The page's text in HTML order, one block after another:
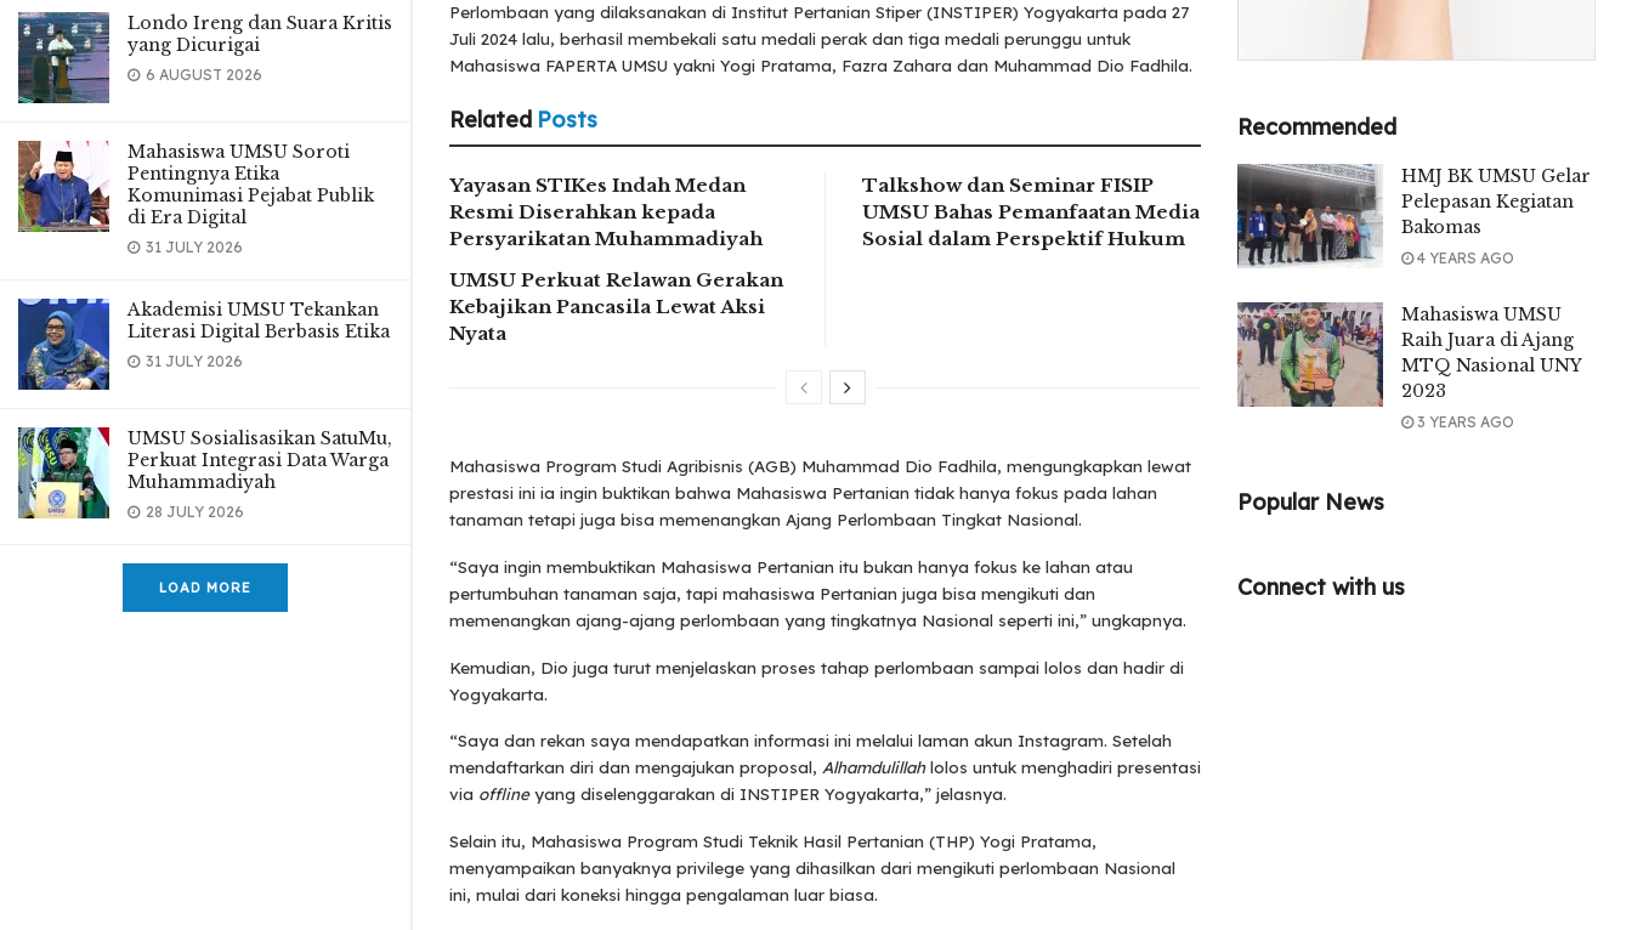
Londo Ireng dan Suara Kritis
yang Dicurigai
6 AUGUST 2026
Mahasiswa UMSU Soroti
Pentingnya Etika
Komunimasi Pejabat Publik
di Era Digital
31 JULY 2026
Akademisi UMSU Tekankan
Literasi Digital Berbasis Etika
31 JULY 2026
UMSU Sosialisasikan SatuMu,
Perkuat Integrasi Data Warga
Muhammadiyah
28 JULY 2026
LOAD MORE
Perlombaan yang dilaksanakan di Institut Pertanian Stiper (INSTIPER) Yogyakarta pada 27
Juli 2024 lalu, berhasil membekali satu medali perak dan tiga medali perunggu untuk
Mahasiswa FAPERTA UMSU yakni Yogi Pratama, Fazra Zahara dan Muhammad Dio Fadhila.
Related Posts
Yayasan STIKes Indah Medan
Resmi Diserahkan kepada
Persyarikatan Muhammadiyah
UMSU Perkuat Relawan Gerakan
Kebajikan Pancasila Lewat Aksi
Nyata
Talkshow dan Seminar FISIP
UMSU Bahas Pemanfaatan Media
Sosial dalam Perspektif Hukum
Mahasiswa Program Studi Agribisnis (AGB) Muhammad Dio Fadhila, mengungkapkan lewat
prestasi ini ia ingin buktikan bahwa Mahasiswa Pertanian tidak hanya fokus pada lahan
tanaman tetapi juga bisa memenangkan Ajang Perlombaan Tingkat Nasional.
“Saya ingin membuktikan Mahasiswa Pertanian itu bukan hanya fokus ke lahan atau
pertumbuhan tanaman saja, tapi mahasiswa Pertanian juga bisa mengikuti dan
memenangkan ajang-ajang perlombaan yang tingkatnya Nasional seperti ini,” ungkapnya.
Kemudian, Dio juga turut menjelaskan proses tahap perlombaan sampai lolos dan hadir di
Yogyakarta.
“Saya dan rekan saya mendapatkan informasi ini melalui laman akun Instagram. Setelah
mendaftarkan diri dan mengajukan proposal, Alhamdulillahlolos untuk menghadiri presentasi
via offlineyang diselenggarakan di INSTIPER Yogyakarta,” jelasnya.
Selain itu, Mahasiswa Program Studi Teknik Hasil Pertanian (THP) Yogi Pratama,
menyampaikan banyaknya privilege yang dihasilkan dari mengikuti perlombaan Nasional
ini, mulai dari koneksi hingga pengalaman luar biasa.
Recommended
HMJ BK UMSU Gelar
Pelepasan Kegiatan
Bakomas
4 YEARS AGO
Mahasiswa UMSU
Raih Juara di Ajang
MTQ Nasional UNY
2023
3 YEARS AGO
Popular News
Connect with us